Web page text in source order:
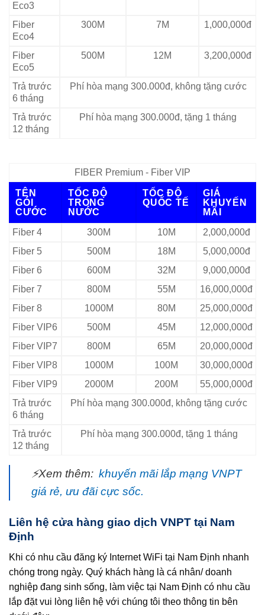
Eco3
Fiber
Eco4
300M 7M 1,000,000đ
Fiber
Eco5
500M 12M 3,200,000đ
Trả trước
6 tháng
Phí hòa mạng 300.000đ, không tặng cước
Trả trước
12 tháng
Phí hòa mạng 300.000đ, tặng 1 tháng
FIBER Premium - Fiber VIP
TÊN
GÓI
CƯỚC
TỐC ĐỘ
TRONG
NƯỚC
TỐC ĐỘ
QUỐC TẾ
GIÁ
KHUYẾN
MÃI
Fiber 4
300M 10M
2,000,000đ
Fiber 5
500M 18M
5,000,000đ
Fiber 6
600M 32M
9,000,000đ
Fiber 7
800M 55M
16,000,000đ
Fiber 8
1000M 80M
25,000,000đ
Fiber VIP6
500M 45M
12,000,000đ
Fiber VIP7
800M 65M
20,000,000đ
Fiber VIP8
1000M 100M
30,000,000đ
Fiber VIP9
2000M 200M
55,000,000đ
Trả trước
6 tháng
Phí hòa mạng 300.000đ, không tặng cước
Trả trước
12 tháng
Phí hòa mạng 300.000đ, tặng 1 tháng
⚡Xem thêm: khuyến mãi lắp mạng VNPT
giá rẻ, ưu đãi cực sốc.
Liên hệ cửa hàng giao dịch VNPT tại Nam
Định
Khi có nhu cầu đăng ký Internet WiFi tại Nam Định nhanh
chóng trong ngày. Quý khách hàng là cá nhân/ doanh
nghiệp đang sinh sống, làm việc tại Nam Định có nhu cầu
lắp đặt vui lòng liên hệ với chúng tôi theo thông tin bên